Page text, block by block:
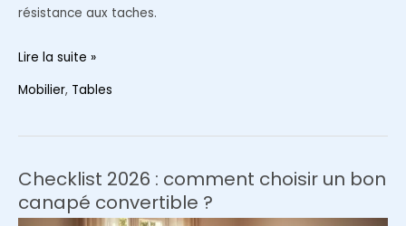
résistance aux taches.
Quel
table
salle
Lire la suite »
Mobilier, Tables
Checklist 2026 : comment choisir un bon
canapé convertible ?